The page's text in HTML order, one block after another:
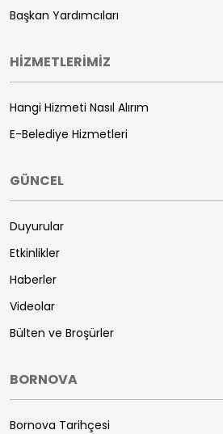
Başkan Yardımcıları
HİZMETLERİMİZ
Hangi Hizmeti Nasıl Alırım
E-Belediye Hizmetleri
GÜNCEL
Duyurular
Etkinlikler
Haberler
Videolar
Bülten ve Broşürler
BORNOVA
Bornova Tarihçesi